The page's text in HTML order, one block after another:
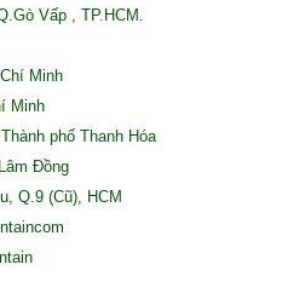
Vấp , TP.HCM.
Minh
Minh
phố Thanh Hóa
Đồng
Q.9 (Cũ), HCM